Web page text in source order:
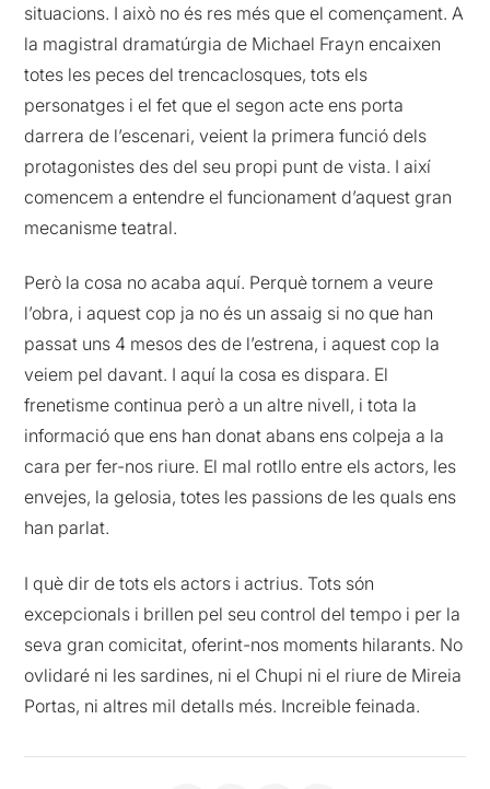
situacions. I això no és res més que el començament. A
la magistral dramatúrgia de Michael Frayn encaixen
totes les peces del trencaclosques, tots els
personatges i el fet que el segon acte ens porta
darrera de l’escenari, veient la primera funció dels
protagonistes des del seu propi punt de vista. I així
comencem a entendre el funcionament d’aquest gran
mecanisme teatral.
Però la cosa no acaba aquí. Perquè tornem a veure
l’obra, i aquest cop ja no és un assaig si no que han
passat uns 4 mesos des de l’estrena, i aquest cop la
veiem pel davant. I aquí la cosa es dispara. El
frenetisme continua però a un altre nivell, i tota la
informació que ens han donat abans ens colpeja a la
cara per fer-nos riure. El mal rotllo entre els actors, les
envejes, la gelosia, totes les passions de les quals ens
han parlat.
I què dir de tots els actors i actrius. Tots són
excepcionals i brillen pel seu control del tempo i per la
seva gran comicitat, oferint-nos moments hilarants. No
ovlidaré ni les sardines, ni el Chupi ni el riure de Mireia
Portas, ni altres mil detalls més. Increible feinada.